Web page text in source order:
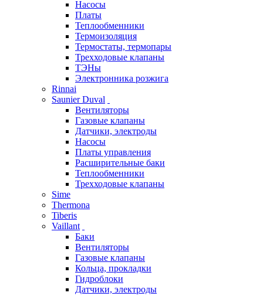
Насосы
Платы
Теплообменники
Термоизоляция
Термостаты, термопары
Трехходовые клапаны
ТЭНы
Электронника розжига
Rinnai
Saunier Duval
Вентиляторы
Газовые клапаны
Датчики, электроды
Насосы
Платы управления
Расширительные баки
Теплообменники
Трехходовые клапаны
Sime
Thermona
Tiberis
Vaillant
Баки
Вентиляторы
Газовые клапаны
Кольца, прокладки
Гидроблоки
Датчики, электроды